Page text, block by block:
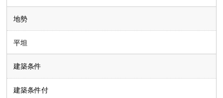
地勢
平坦
建築条件
建築条件付